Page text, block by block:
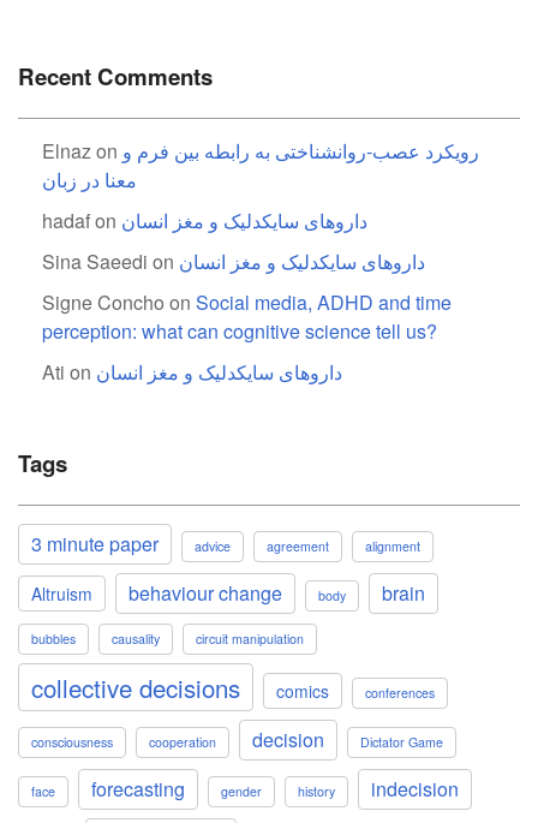
Recent Comments
Elnazon رویکرد عصب-روانشناختی به رابطه بین فرم و
معنا در زبان
hadafon داروهای سایکدلیک و مغز انسان
Sina Saeedi on داروهای سایکدلیک و مغز انسان
Signe Concho on Social media, ADHD and time
perception: what can cognitive science tell us?
Ati on داروهای سایکدلیک و مغز انسان
Tags
3 minute paper advice agreement alignment
Altruism behaviour change body brain
bubbles causality circuit manipulation
collective decisions comics conferences
consciousness cooperation decision Dictator Game
face forecasting gender history indecision